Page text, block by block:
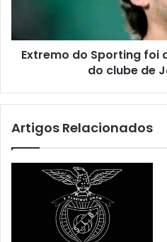
Extremo do Sporting foi
do clube de
Artigos Relacionados